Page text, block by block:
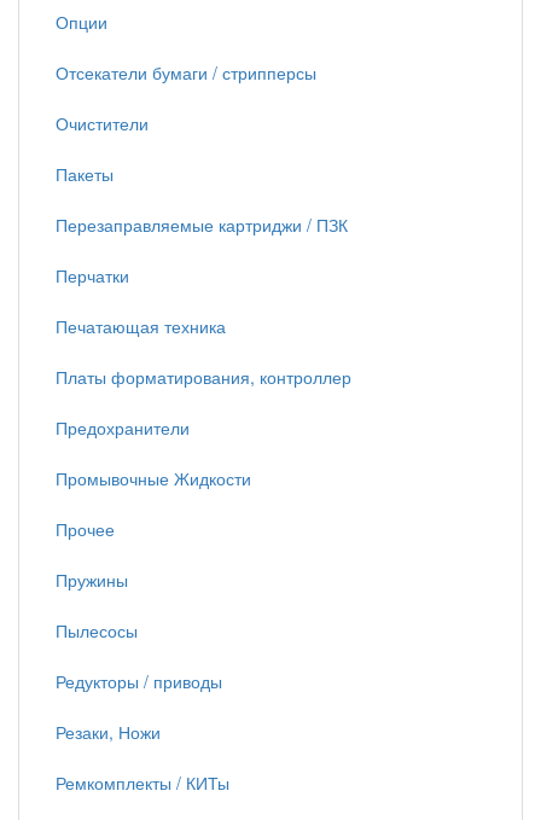
Опции
Отсекатели бумаги / стрипперсы
Очистители
Пакеты
Перезаправляемые картриджи / ПЗК
Перчатки
Печатающая техника
Платы форматирования, контроллер
Предохранители
Промывочные Жидкости
Прочее
Пружины
Пылесосы
Редукторы / приводы
Резаки, Ножи
Ремкомплекты / КИТы